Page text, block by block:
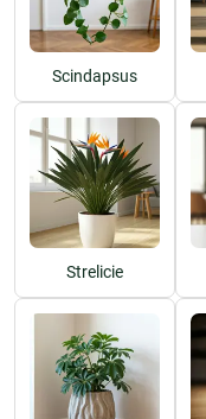
Scindapsus
Strelicie